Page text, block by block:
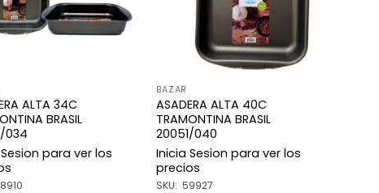
ALTA 34C
BRASIL
034
para ver los
BAZAR
ASADERA ALTA 40C
TRAMONTINA BRASIL
20051/040
Inicia Sesion para ver los
precios
SKU: 59927